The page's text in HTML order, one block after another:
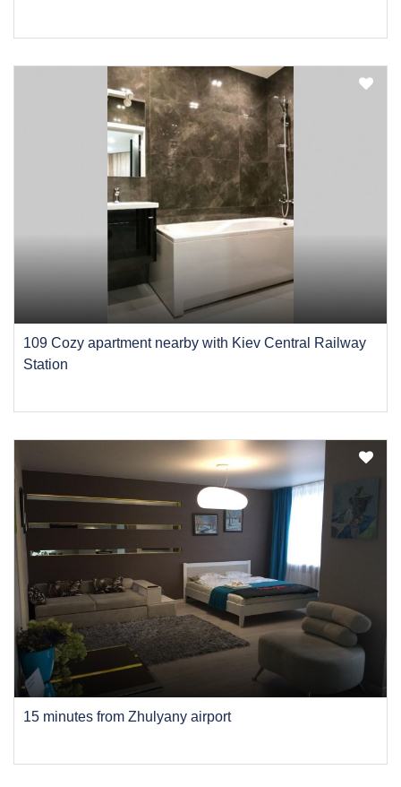
109 Cozy apartment nearby with Kiev Central Railway
Station
15 minutes from Zhulyany airport